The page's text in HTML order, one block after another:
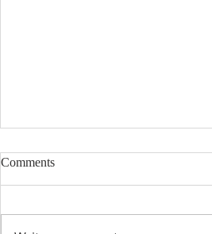
时迅速递2026年第29期（总第
Comments